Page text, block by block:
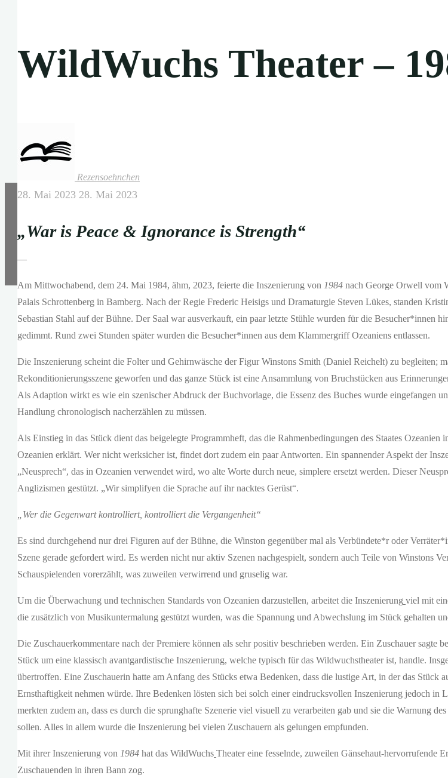
WildWuchs Theater –
Rezensoehnchen
28. Mai 2023 28. Mai 2023
„War is Peace & Ignorance is Strength“
—
Am Mittwochabend, dem 24. Mai 1984, ähm, 2023, feierte die Inszenierung von 1984 nach George Orwell vom
Palais Schrottenberg in Bamberg. Nach der Regie Frederic Heisigs und Dramaturgie Steven Lükes, standen
Sebastian Stahl auf der Bühne. Der Saal war ausverkauft, ein paar letzte Stühle wurden für die Besucher*innen
gedimmt. Rund zwei Stunden später wurden die Besucher*innen aus dem Klammergriff Ozeaniens entlassen.
Die Inszenierung scheint die Folter und Gehirnwäsche der Figur Winstons Smith (Daniel Reichelt) zu begleiten;
Rekonditionierungsszene geworfen und das ganze Stück ist eine Ansammlung von Bruchstücken aus
Als Adaption wirkt es wie ein szenischer Abdruck der Buchvorlage, die Essenz des Buches wurde eingefangen
Handlung chronologisch nacherzählen zu müssen.
Als Einstieg in das Stück dient das beigelegte Programmheft, das die Rahmenbedingungen des Staates
Ozeanien erklärt. Wer nicht werksicher ist, findet dort zudem ein paar Antworten. Ein spannender Aspekt der
„Neusprech“, das in Ozeanien verwendet wird, wo alte Worte durch neue, simplere ersetzt werden. Dieser
Anglizismen gestützt. „Wir simplifyen die Sprache auf ihr nacktes Gerüst“.
„Wer die Gegenwart kontrolliert, kontrolliert die Vergangenheit“
Es sind durchgehend nur drei Figuren auf der Bühne, die Winston gegenüber mal als Verbündete*r oder
Szene gerade gefordert wird. Es werden nicht nur aktiv Szenen nachgespielt, sondern auch Teile von Winstons
Schauspielenden vorerzählt, was zuweilen verwirrend und gruselig war.
Um die Überwachung und technischen Standards von Ozeanien darzustellen, arbeitet die Inszenierung viel mit
die zusätzlich von Musikuntermalung gestützt wurden, was die Spannung und Abwechslung im Stück gehalten
Die Zuschauerkommentare nach der Premiere können als sehr positiv beschrieben werden. Ein Zuschauer sagte
Stück um eine klassisch avantgardistische Inszenierung, welche typisch für das Wildwuchstheater ist, handle.
übertroffen. Eine Zuschauerin hatte am Anfang des Stücks etwa Bedenken, dass die lustige Art, in der das Stück
Ernsthaftigkeit nehmen würde. Ihre Bedenken lösten sich bei solch einer eindrucksvollen Inszenierung jedoch in
merkten zudem an, dass es durch die sprunghafte Szenerie viel visuell zu verarbeiten gab und sie die Warnung
sollen. Alles in allem wurde die Inszenierung bei vielen Zuschauern als gelungen empfunden.
Mit ihrer Inszenierung von 1984 hat das WildWuchs Theater eine fesselnde, zuweilen Gänsehaut-hervorrufende
Zuschauenden in ihren Bann zog.